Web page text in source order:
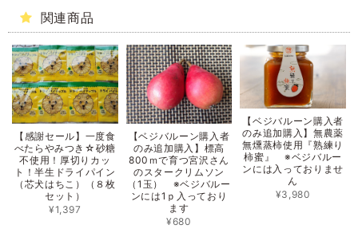
関連商品
【感謝セール】一度食
べたらやみつき☆砂糖
不使用！厚切りカッ
ト！半生ドライパイン
（芯犬はちこ）（８枚
セット）
¥1,397
【ベジバルーン購入者
のみ追加購入】標高
800ｍで育つ宮沢さん
のスタークリムソン
（1玉） ※ベジバルー
ンには1ｐ入っており
ます
¥680
【ベジバルーン購入者
のみ追加購入】無農薬
無燻蒸柿使用『熟練り
柿蜜』 ※ベジバルー
ンには入っておりませ
ん
¥3,980